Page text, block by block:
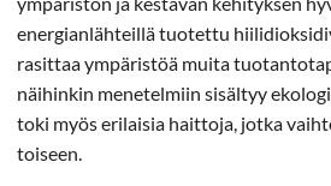
energianlähteillä tuotettu
rasittaa ympäristöä muita
näihinkin menetelmiin sisältyy
toki myös erilaisia haittoja, jotka
toiseen.